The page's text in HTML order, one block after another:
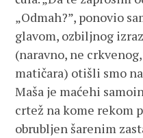
„Odmah?”, ponovio
glavom, ozbiljnog
(naravno, ne
matičara) otišli smo
Maša je maćehi
crtež na kome rekom
obrubljen šarenim